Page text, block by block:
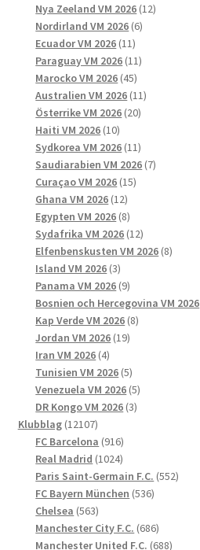
produkter
Nya Zeeland VM 2026 1212
Nordirland VM 2026 66
Ecuador VM 2026 1111
produkter
Paraguay VM 2026 1111
Marocko VM 2026 4545
produkter
Australien VM 2026 1111
Österrike VM 2026 2020
Haiti VM 2026 1010
produkter
Sydkorea VM 2026 1111
produkter
Saudiarabien VM 2026 77
Curaçao VM 2026 1515
Ghana VM 2026 1212
produkter
Egypten VM 2026 88
produkter
Sydafrika VM 2026 1212
produkter
Elfenbenskusten VM 2026 88
Island VM 2026 33
produkter
Panama VM 2026 99
produkter
Bosnien och Hercegovina VM 2026
Kap Verde VM 2026 88
Jordan VM 2026 1919
Iran VM 2026 44
produkter
Tunisien VM 2026 55
produkter
Venezuela VM 2026 55
DR Kongo VM 2026 33
Klubblag 1210712107
produkter
FC Barcelona 916916
produkter
Real Madrid 10241024
produkter
Paris Saint-Germain F.C. 552552
FC Bayern München 536536
Chelsea 563563
produkter
Manchester City F.C. 686686
produkter
Manchester United F.C. 688688